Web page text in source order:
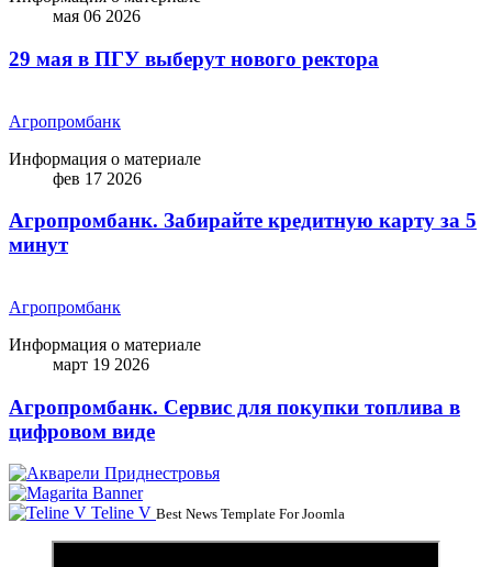
мая 06 2026
29 мая в ПГУ выберут нового ректора
Агропромбанк
Информация о материале
фев 17 2026
Агропромбанк. Забирайте кредитную карту за 5
минут
Агропромбанк
Информация о материале
март 19 2026
Агропромбанк. Сервис для покупки топлива в
цифровом виде
Teline V Best News Template For Joomla